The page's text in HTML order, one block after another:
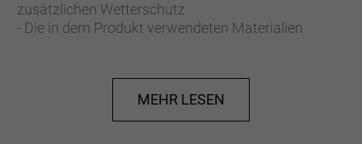
zusätzlichen Wetterschutz
- Die in dem Produkt verwendeten Materialien
- Eng anliegender Schnitt mit aerodynamischer
Passform für verbesserte Performance
MEHR LESEN